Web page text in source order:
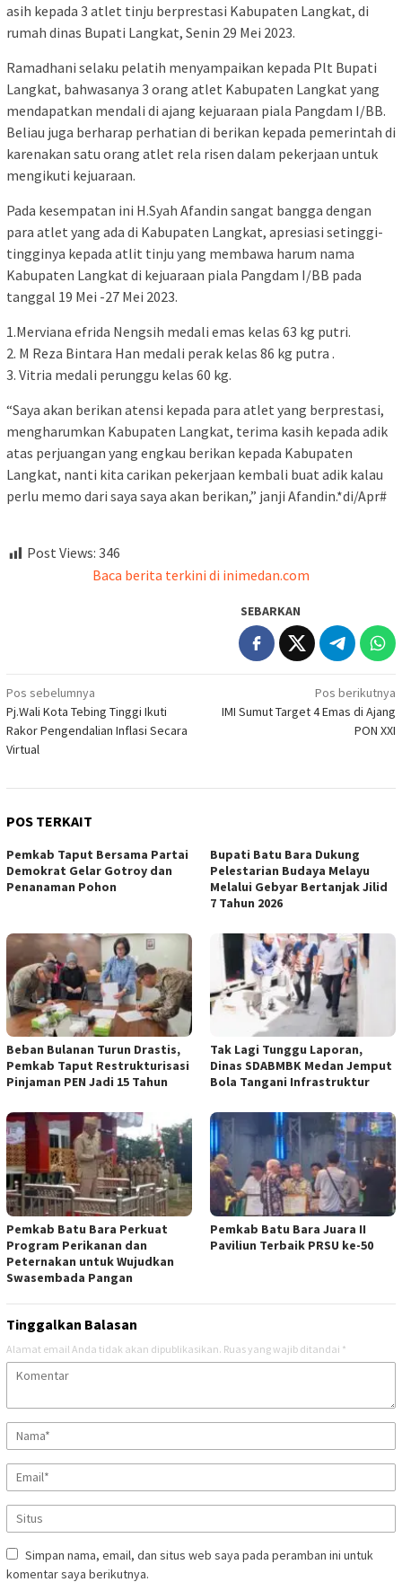
asih kepada 3 atlet tinju berprestasi Kabupaten Langkat, di
rumah dinas Bupati Langkat, Senin 29 Mei 2023.
Ramadhani selaku pelatih menyampaikan kepada Plt Bupati
Langkat, bahwasanya 3 orang atlet Kabupaten Langkat yang
mendapatkan mendali di ajang kejuaraan piala Pangdam I/BB.
Beliau juga berharap perhatian di berikan kepada pemerintah di
karenakan satu orang atlet rela risen dalam pekerjaan untuk
mengikuti kejuaraan.
Pada kesempatan ini H.Syah Afandin sangat bangga dengan
para atlet yang ada di Kabupaten Langkat, apresiasi setinggi-
tingginya kepada atlit tinju yang membawa harum nama
Kabupaten Langkat di kejuaraan piala Pangdam I/BB pada
tanggal 19 Mei -27 Mei 2023.
1.Merviana efrida Nengsih medali emas kelas 63 kg putri.
2. M Reza Bintara Han medali perak kelas 86 kg putra .
3. Vitria medali perunggu kelas 60 kg.
“Saya akan berikan atensi kepada para atlet yang berprestasi,
mengharumkan Kabupaten Langkat, terima kasih kepada adik
atas perjuangan yang engkau berikan kepada Kabupaten
Langkat, nanti kita carikan pekerjaan kembali buat adik kalau
perlu memo dari saya saya akan berikan,” janji Afandin.*di/Apr#
Post Views: 346
Baca berita terkini di inimedan.com
SEBARKAN
Navigasi
pos
Pos sebelumnya
Pj.Wali Kota Tebing Tinggi Ikuti
Rakor Pengendalian Inflasi Secara
Virtual
Pos berikutnya
IMI Sumut Target 4 Emas di Ajang
PON XXI
POS TERKAIT
Pemkab Taput Bersama Partai
Demokrat Gelar Gotroy dan
Penanaman Pohon
Bupati Batu Bara Dukung
Pelestarian Budaya Melayu
Melalui Gebyar Bertanjak Jilid
7 Tahun 2026
Beban Bulanan Turun Drastis,
Pemkab Taput Restrukturisasi
Pinjaman PEN Jadi 15 Tahun‎
Tak Lagi Tunggu Laporan,
Dinas SDABMBK Medan Jemput
Bola Tangani Infrastruktur
Pemkab Batu Bara Perkuat
Program Perikanan dan
Peternakan untuk Wujudkan
Swasembada Pangan
Pemkab Batu Bara Juara II
Paviliun Terbaik PRSU ke-50
Tinggalkan Balasan
Alamat email Anda tidak akan dipublikasikan. Ruas yang wajib ditandai *
Simpan nama, email, dan situs web saya pada peramban ini untuk
komentar saya berikutnya.